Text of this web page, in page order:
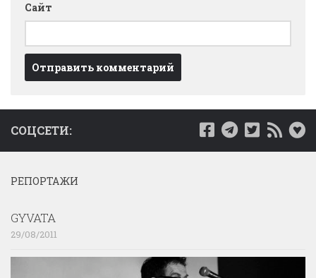
Сайт
СОЦСЕТИ:
РЕПОРТАЖИ
GYVATA
29/08/2011